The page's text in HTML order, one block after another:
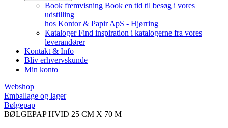
Book fremvisning Book en tid til besøg i vores
udstilling
hos Kontor & Papir ApS - Hjørring
Kataloger Find inspiration i katalogerne fra vores
leverandører
Kontakt & Info
Bliv erhvervskunde
Min konto
Webshop
Emballage og lager
Bølgepap
BØLGEPAP HVID 25 CM X 70 M